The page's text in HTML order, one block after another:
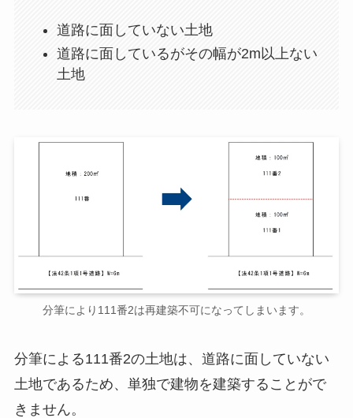
道路に面していない土地
道路に面しているがその幅が2m以上ない
土地
分筆により111番2は再建築不可になってしまいます。
分筆による111番2の土地は、道路に面していない
土地であるため、単独で建物を建築することがで
きません。